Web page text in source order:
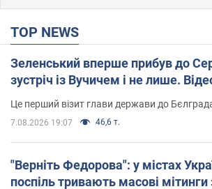
TOP NEWS
Зеленський вперше прибув до
зустріч із Вучичем і не лише.
Це перший візит глави держави до
7.08.2026 19:07 46,6 т.
"Верніть Федорова": у містах
поспіль тривають масові